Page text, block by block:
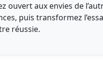
aux envies de
puis transformez
réussie.